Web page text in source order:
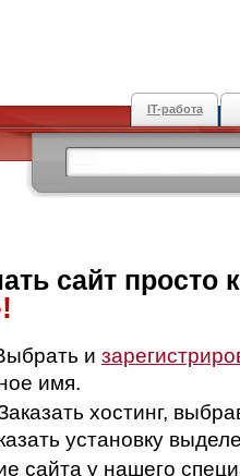
IT-работа
сайт просто
и
имя.
хостинг,
установку
сайта у нашего